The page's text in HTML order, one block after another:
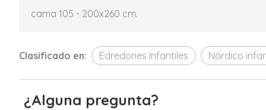
cama 105 - 200x260 cm.
Clasificado en: Edredones Infantiles Nórdico
¿Alguna pregunta?